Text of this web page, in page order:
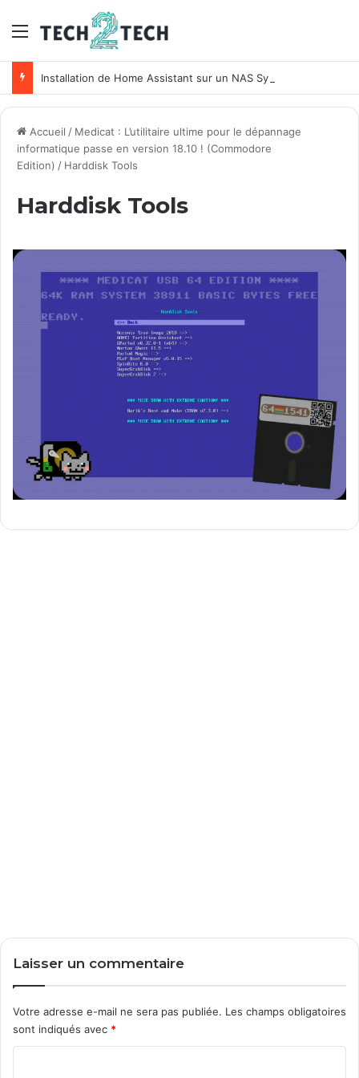
Menu
Installation de Home Assistant sur un NAS Synology
Accueil / Medicat : L’utilitaire ultime pour le dépannage
informatique passe en version 18.10 ! (Commodore
Edition) / Harddisk Tools
Harddisk Tools
Laisser un commentaire
Votre adresse e-mail ne sera pas publiée. Les champs obligatoires
sont indiqués avec *